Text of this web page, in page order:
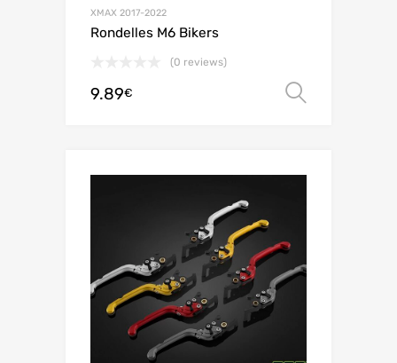
XMAX 2017-2022
Rondelles M6 Bikers
(0 reviews)
9.89€